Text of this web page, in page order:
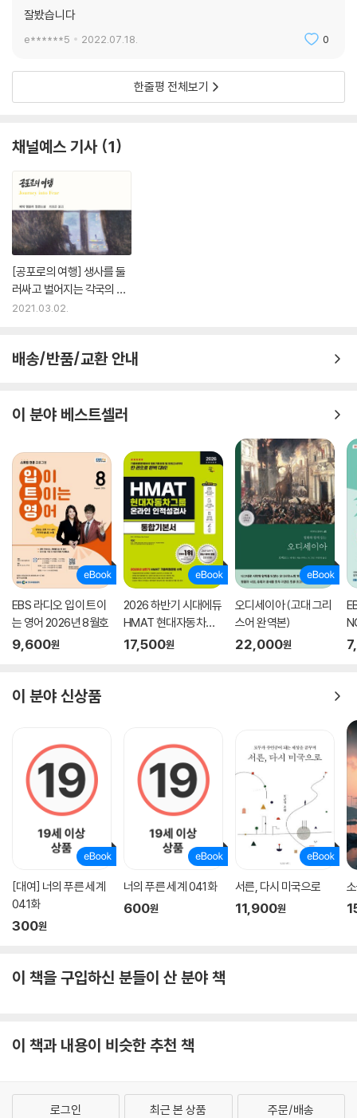
잘봤습니다
e******5 2022.07.18. 0
한줄평 전체보기
채널예스 기사 1
[공포로의 여행] 생사를 둘
러싸고 벌어지는 각국의 숨
막히는 첩보전
2021.03.02.
배송/반품/교환 안내
이 분야 베스트셀러
EBS 라디오 입이 트이
는 영어 2026년 8월호
9,600원
2026 하반기 시대에듀
HMAT 현대자동차그
룹 인적성검사 통합기
17,500원
오디세이아 (고대 그리
스어 완역본)
22,000원
호
이 분야 신상품
[대여] 너의 푸른 세계
041화
300원
너의 푸른 세계 041화
600원
서른, 다시 미국으로
11,900원
이 책을 구입하신 분들이 산 분야 책
이 책과 내용이 비슷한 추천 책
로그인 최근 본 상품 주문/배송